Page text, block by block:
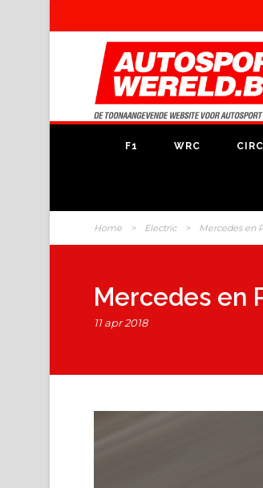
F1 WRC
Home > Electric > Mercedes en
Mercedes en
11 apr 2018